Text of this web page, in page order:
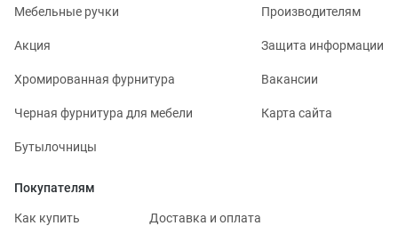
Мебельные ручки
Акция
Хромированная фурнитура
Черная фурнитура для мебели
Бутылочницы
Производителям
Защита информации
Вакансии
Карта сайта
Покупателям
Как купить Доставка и оплата